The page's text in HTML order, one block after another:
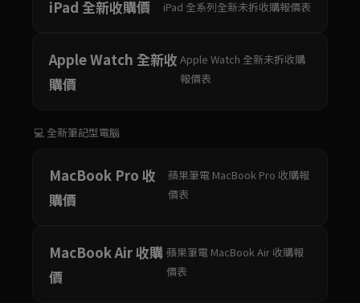
iPad 全新收購價 iPad 全系列全新未拆收購報價表
Apple Watch 全新收
購價
Apple Watch 全新未拆收購
報價表
💻 全新筆記型電腦
MacBook Pro 收
購價
蘋果筆電 MacBook Pro 收購報
價表
MacBook Air 收購
價
蘋果筆電 MacBook Air 收購報
價表